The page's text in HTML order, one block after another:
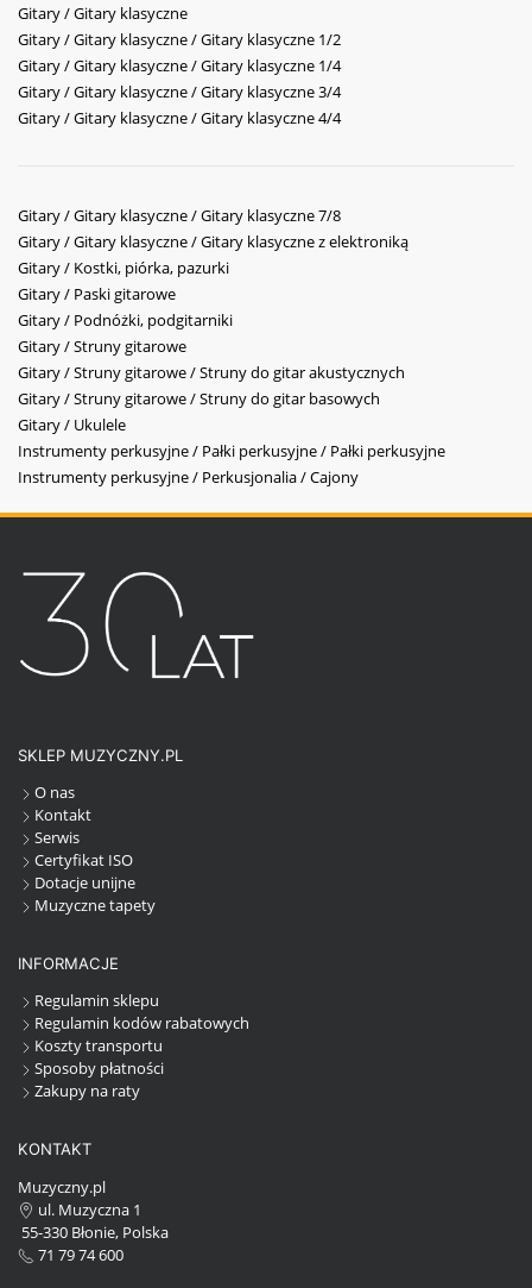
Gitary / Gitary klasyczne
Gitary / Gitary klasyczne / Gitary klasyczne 1/2
Gitary / Gitary klasyczne / Gitary klasyczne 1/4
Gitary / Gitary klasyczne / Gitary klasyczne 3/4
Gitary / Gitary klasyczne / Gitary klasyczne 4/4
Gitary / Gitary klasyczne / Gitary klasyczne 7/8
Gitary / Gitary klasyczne / Gitary klasyczne z elektroniką
Gitary / Kostki, piórka, pazurki
Gitary / Paski gitarowe
Gitary / Podnóżki, podgitarniki
Gitary / Struny gitarowe
Gitary / Struny gitarowe / Struny do gitar akustycznych
Gitary / Struny gitarowe / Struny do gitar basowych
Gitary / Ukulele
Instrumenty perkusyjne / Pałki perkusyjne / Pałki perkusyjne
Instrumenty perkusyjne / Perkusjonalia / Cajony
SKLEP MUZYCZNY.PL
O nas
Kontakt
Serwis
Certyfikat ISO
Dotacje unijne
Muzyczne tapety
INFORMACJE
Regulamin sklepu
Regulamin kodów rabatowych
Koszty transportu
Sposoby płatności
Zakupy na raty
KONTAKT
Muzyczny.pl
ul. Muzyczna 1
55-330 Błonie, Polska
71 79 74 600